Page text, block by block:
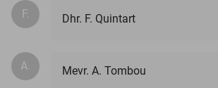
F. Dhr. F. Quintart
A. Mevr. A. Tombou